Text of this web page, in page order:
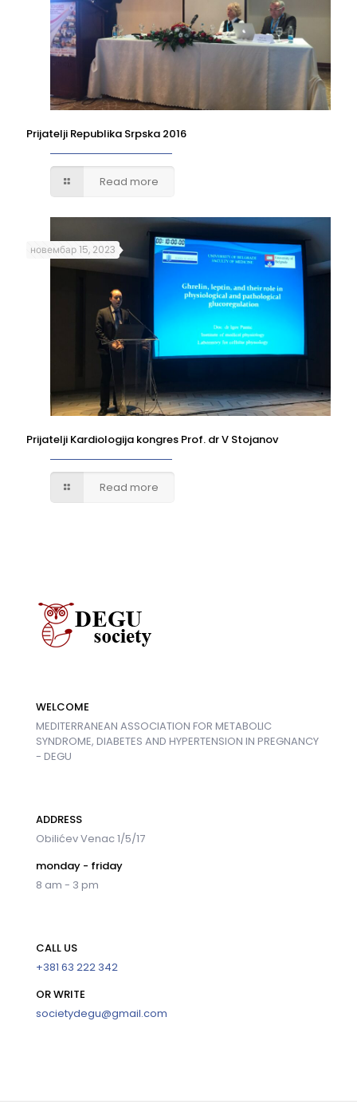
Prijatelji Republika Srpska 2016
Read more
новембар 15, 2023
Prijatelji Kardiologija kongres Prof. dr V Stojanov
Read more
WELCOME
MEDITERRANEAN ASSOCIATION FOR METABOLIC
SYNDROME, DIABETES AND HYPERTENSION IN PREGNANCY
- DEGU
ADDRESS
Obilićev Venac 1/5/17
monday - friday
8 am - 3 pm
CALL US
+381 63 222 342
OR WRITE
societydegu@gmail.com